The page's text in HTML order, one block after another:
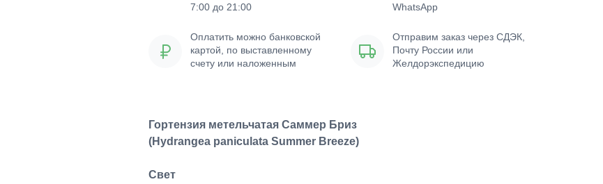
7:00 до 21:00
WhatsApp
Отправим заказ через СДЭК,
Почту России или
Желдорэкспедицию
Оплатить можно банковской
картой, по выставленному
счету или наложенным
Гортензия метельчатая Саммер Бриз
(Hydrangea paniculata Summer Breeze)
Свет